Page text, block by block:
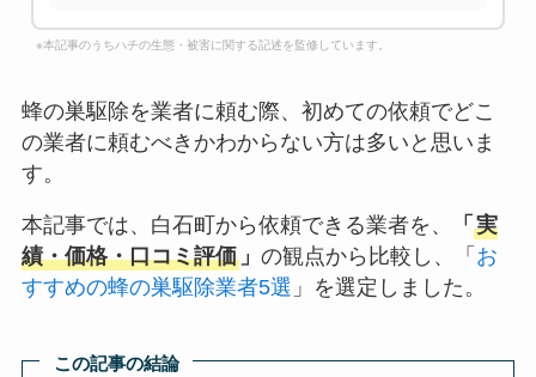
※本記事のうちハチの生態・被害に関する記述を監修しています。
蜂の巣駆除を業者に頼む際、初めての依頼でどこ
の業者に頼むべきかわからない方は多いと思いま
す。
本記事では、白石町から依頼できる業者を、 「 実
績・価格・口コミ評価」 の観点から比較し、「 お
すすめの蜂の巣駆除業者5選 」を選定しました。
この記事の結論